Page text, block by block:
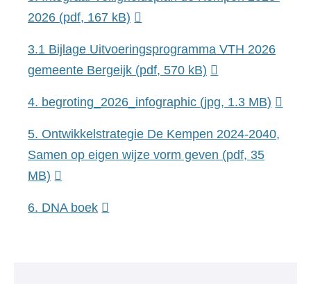
2026 (pdf, 167 kB)
3.1 Bijlage Uitvoeringsprogramma VTH 2026
gemeente Bergeijk (pdf, 570 kB)
4. begroting_2026_infographic (jpg, 1.3 MB)
5. Ontwikkelstrategie De Kempen 2024-2040,
Samen op eigen wijze vorm geven (pdf, 35
MB)
6. DNA boek(verwijst